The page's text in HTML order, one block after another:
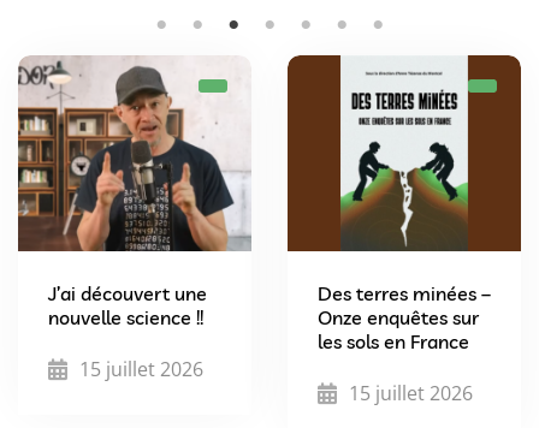
J’ai découvert une
nouvelle science !!
15 juillet 2026
Des terres minées –
Onze enquêtes sur
les sols en France
15 juillet 2026